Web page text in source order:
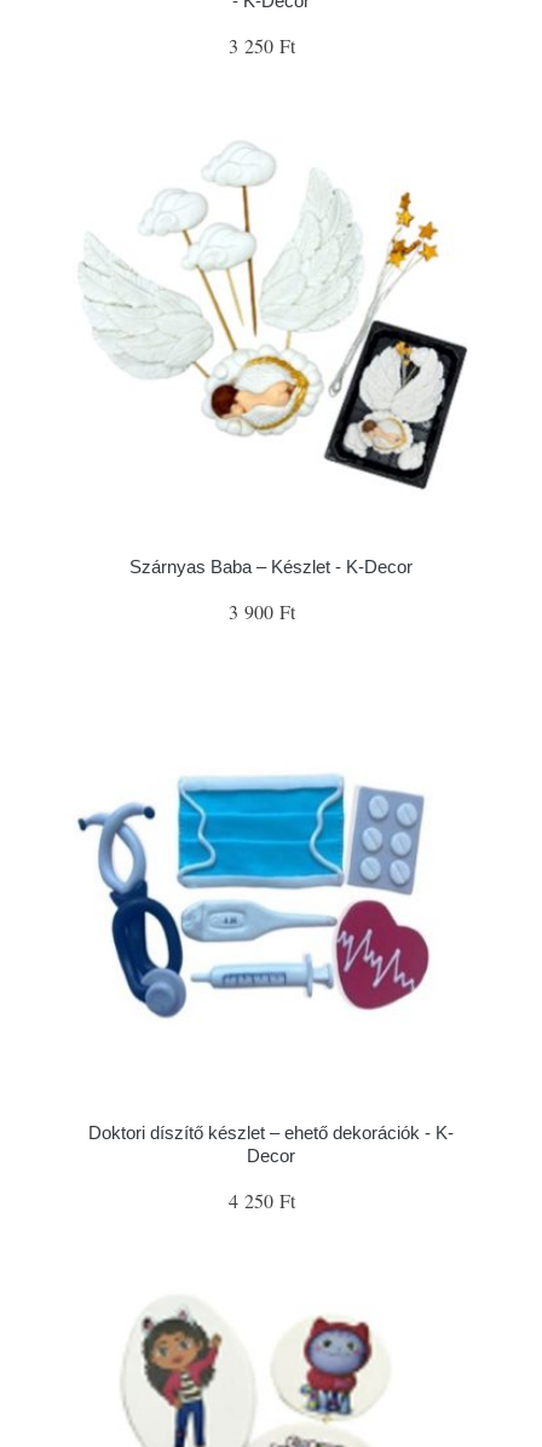
3 250 Ft
Szárnyas Baba – Készlet - K-Decor
3 900 Ft
Doktori díszítő készlet – ehető dekorációk - K-
Decor
4 250 Ft